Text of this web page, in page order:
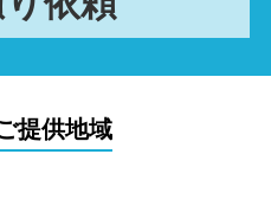
提供地域